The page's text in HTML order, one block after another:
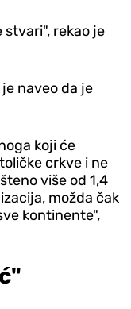
stvari", rekao je
naveo da je
koji će
crkve i ne
više od 1,4
možda čak
kontinente",